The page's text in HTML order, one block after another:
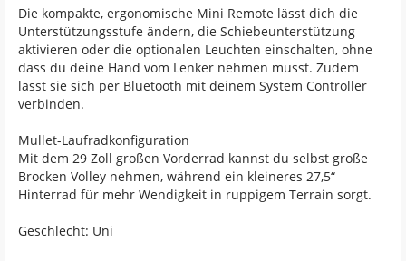
Die kompakte, ergonomische Mini Remote lässt dich die
Unterstützungsstufe ändern, die Schiebeunterstützung
aktivieren oder die optionalen Leuchten einschalten, ohne
dass du deine Hand vom Lenker nehmen musst. Zudem
lässt sie sich per Bluetooth mit deinem System Controller
verbinden.
Mullet-Laufradkonfiguration
Mit dem 29 Zoll großen Vorderrad kannst du selbst große
Brocken Volley nehmen, während ein kleineres 27,5“
Hinterrad für mehr Wendigkeit in ruppigem Terrain sorgt.
Geschlecht: Uni